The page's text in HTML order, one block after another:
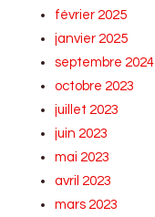
février 2025
janvier 2025
septembre 2024
octobre 2023
juillet 2023
juin 2023
mai 2023
avril 2023
mars 2023